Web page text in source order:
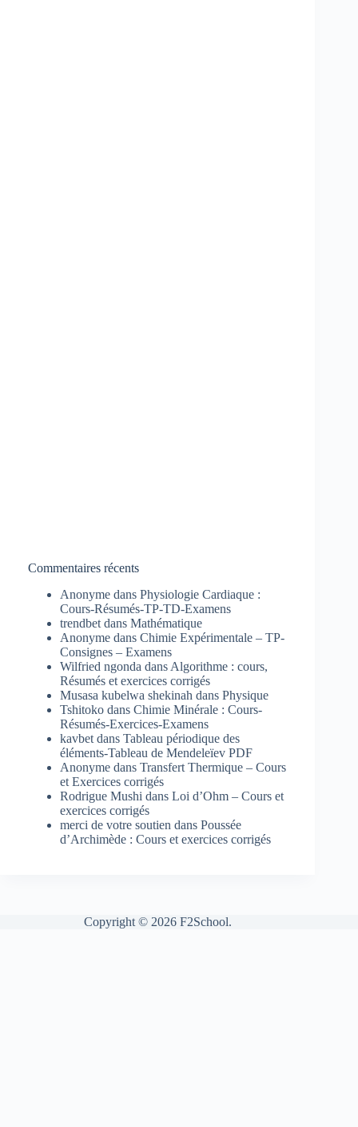
Commentaires récents
Anonyme dans Physiologie Cardiaque :
Cours-Résumés-TP-TD-Examens
trendbet dans Mathématique
Anonyme dans Chimie Expérimentale – TP-
Consignes – Examens
Wilfried ngonda dans Algorithme : cours,
Résumés et exercices corrigés
Musasa kubelwa shekinah dans Physique
Tshitoko dans Chimie Minérale : Cours-
Résumés-Exercices-Examens
kavbet dans Tableau périodique des
éléments-Tableau de Mendeleïev PDF
Anonyme dans Transfert Thermique – Cours
et Exercices corrigés
Rodrigue Mushi dans Loi d’Ohm – Cours et
exercices corrigés
merci de votre soutien dans Poussée
d’Archimède : Cours et exercices corrigés
Copyright © 2026 F2School.